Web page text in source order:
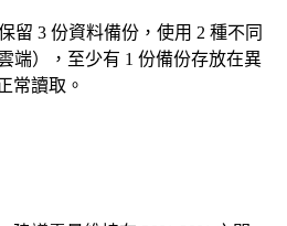
留 3 份資料備份，使用 2 種不同
端），至少有 1 份備份存放在異
常讀取。